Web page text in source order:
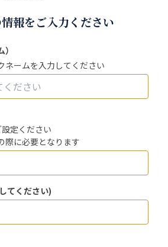
報をご入力ください
ネームを入力してください
定ください
際に必要となります
てください)